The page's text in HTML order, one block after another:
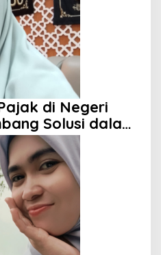
di Negeri
Solusi dalam